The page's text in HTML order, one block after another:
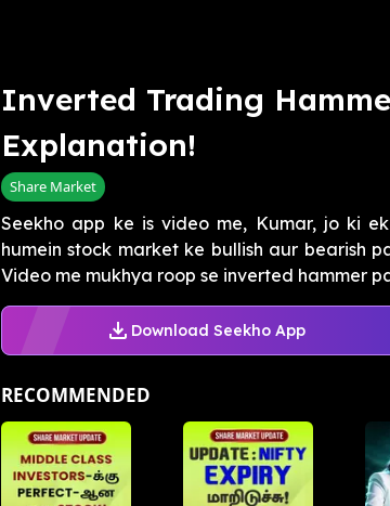
Inverted Trading
Explanation!
Share Market
Seekho app ke is video me, Kumar, jo ki
humein stock market ke bullish aur bearish
Video me mukhya roop se inverted hammer
Download Seekho App
RECOMMENDED